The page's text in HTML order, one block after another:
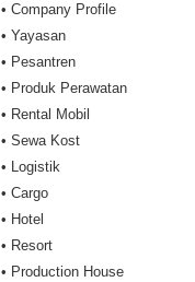
• Company Profile
• Yayasan
• Pesantren
• Produk Perawatan
• Rental Mobil
• Sewa Kost
• Logistik
• Cargo
• Hotel
• Resort
• Production House